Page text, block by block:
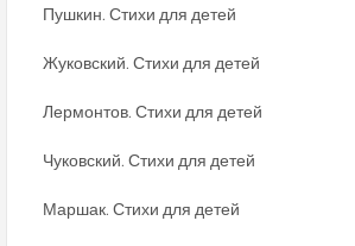
Пушкин. Стихи для детей
Жуковский. Стихи для детей
Лермонтов. Стихи для детей
Чуковский. Стихи для детей
Маршак. Стихи для детей